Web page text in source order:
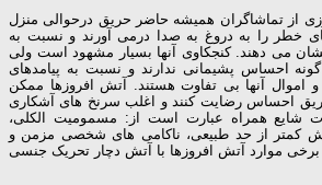
از تماشاگران همیشه حاضر حریق درحوالی منزل
خطر را به دروغ به صدا درمی آورند و نسبت به
می دهند. کنجکاوی آنها بسیار مشهود است ولی
احساس پشیمانی ندارند و نسبت به پیامدهای
و اموال آنها بی تفاوت هستند. آتش افروزها ممکن
احساس رضایت کنند و اغلب سرنخ های آشکاری
شایع همراه عبارت است از: مسمومیت الکلی،
کمتر از حد طبیعی، ناکامی های شخصی مزمن و
موارد آتش افروزها با آتش دچار تحریک جنسی